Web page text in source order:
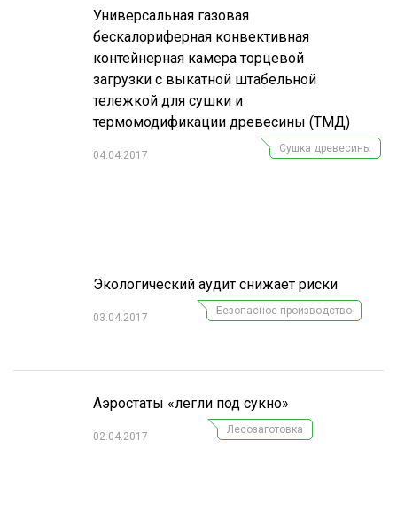
Универсальная газовая
бескалориферная конвективная
контейнерная камера торцевой
загрузки с выкатной штабельной
тележкой для сушки и
термомодификации древесины (ТМД)
04.04.2017
Сушка древесины
Экологический аудит снижает риски
03.04.2017
Безопасное производство
Аэростаты «легли под сукно»
02.04.2017
Лесозаготовка